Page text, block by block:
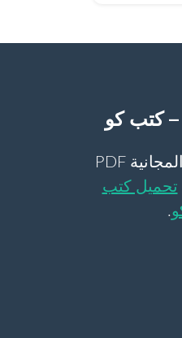
موقع كتب كو لـ تحميل الكتب المجانية PDF
تحميل كتب
.